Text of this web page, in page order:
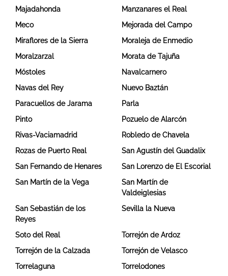
Majadahonda
Manzanares el Real
Meco
Mejorada del Campo
Miraflores de la Sierra
Moraleja de Enmedio
Moralzarzal
Morata de Tajuña
Móstoles
Navalcarnero
Navas del Rey
Nuevo Baztán
Paracuellos de Jarama
Parla
Pinto
Pozuelo de Alarcón
Rivas-Vaciamadrid
Robledo de Chavela
Rozas de Puerto Real
San Agustín del Guadalix
San Fernando de Henares
San Lorenzo de El Escorial
San Martín de la Vega
San Martín de
Valdeiglesias
San Sebastián de los
Reyes
Sevilla la Nueva
Soto del Real
Torrejón de Ardoz
Torrejón de la Calzada
Torrejón de Velasco
Torrelaguna
Torrelodones